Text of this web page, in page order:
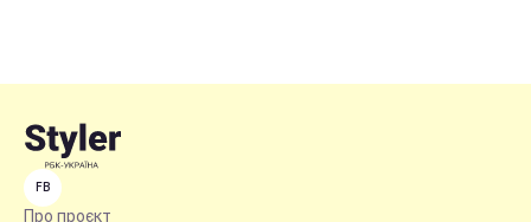
FB
Про проєкт